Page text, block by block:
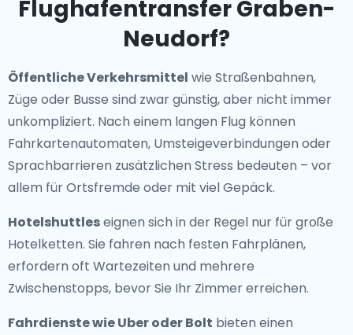
Flughafentransfer Graben-
Neudorf?
Öffentliche Verkehrsmittel wie Straßenbahnen,
Züge oder Busse sind zwar günstig, aber nicht immer
unkompliziert. Nach einem langen Flug können
Fahrkartenautomaten, Umsteigeverbindungen oder
Sprachbarrieren zusätzlichen Stress bedeuten – vor
allem für Ortsfremde oder mit viel Gepäck.
Hotelshuttleseignen sich in der Regel nur für große
Hotelketten. Sie fahren nach festen Fahrplänen,
erfordern oft Wartezeiten und mehrere
Zwischenstopps, bevor Sie Ihr Zimmer erreichen.
Fahrdienste wie Uber oder Bolt bieten einen